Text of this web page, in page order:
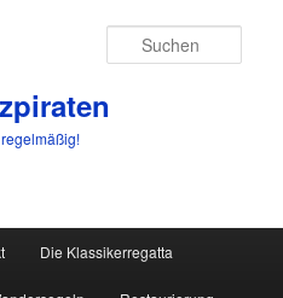
Die Klassikerregatta